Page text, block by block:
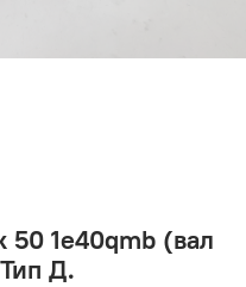
50 1e40qmb (вал
Д.